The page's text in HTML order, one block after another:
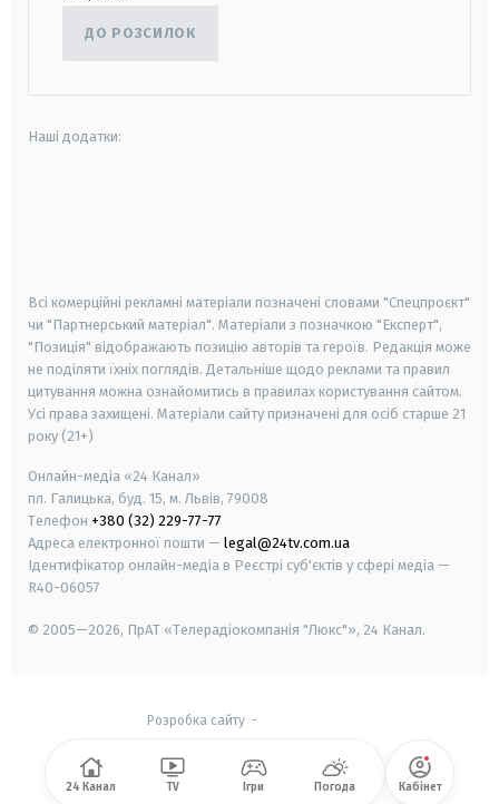
ДО РОЗСИЛОК
Наші додатки:
Всі комерційні рекламні матеріали позначені словами "Спецпроєкт"
чи "Партнерський матеріал". Матеріали з позначкою "Експерт",
"Позиція" відображають позицію авторів та героїв. Редакція може
не поділяти їхніх поглядів. Детальніше щодо реклами та правил
цитування можна ознайомитись в правилах користування сайтом.
Усі права захищені. Матеріали сайту призначені для осіб старше 21
року (21+)
Онлайн-медіа «24 Канал»
пл. Галицька, буд. 15, м. Львів, 79008
Телефон +380 (32) 229-77-77
Адреса електронної пошти — legal@24tv.com.ua
Ідентифікатор онлайн-медіа в Реєстрі суб'єктів у сфері медіа —
R40-06057
© 2005—2026, ПрАТ «Телерадіокомпанія "Люкс"», 24 Канал.
Розробка сайту-
24 Канал TV Ігри Погода Кабінет